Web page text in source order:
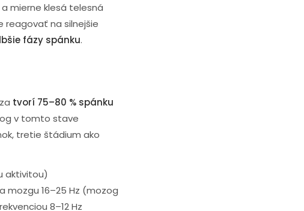
mierne klesá telesná
na silnejšie
fázy spánku.
tvorí 75–80 % spánku
v tomto stave
tretie štádium ako
aktivitou)
mozgu 16–25 Hz (mozog
8–12 Hz